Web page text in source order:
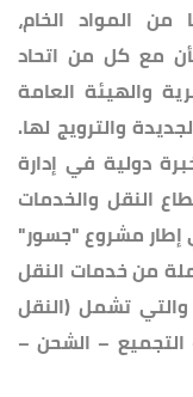
من المواد الخام،
مع كل من اتحاد
والهيئة العامة
والترويج لها.
دولية في إدارة
النقل والخدمات
3 سنوات، في إطار مشروع "جسور"
من خدمات النقل
والتي تشمل (النقل
– الشحن –